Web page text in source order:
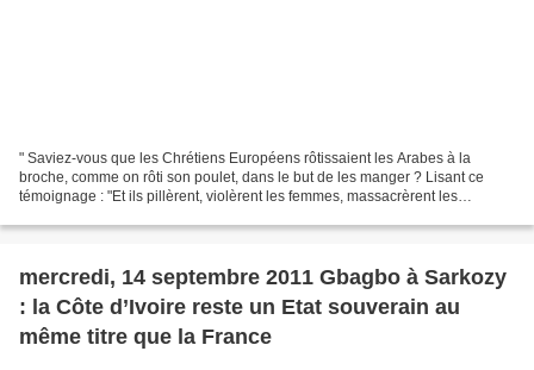
" Saviez-vous que les Chrétiens Européens rôtissaient les Arabes à la
broche, comme on rôti son poulet, dans le but de les manger ? Lisant ce
témoignage : "Et ils pillèrent, violèrent les femmes, massacrèrent les
mercredi, 14 septembre 2011 Gbagbo à Sarkozy
: la Côte d’Ivoire reste un Etat souverain au
même titre que la France